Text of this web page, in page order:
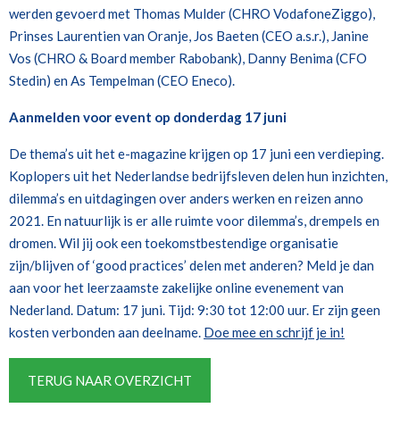
werden gevoerd met Thomas Mulder (CHRO VodafoneZiggo),
Prinses Laurentien van Oranje, Jos Baeten (CEO a.s.r.), Janine
Vos (CHRO & Board member Rabobank), Danny Benima (CFO
Stedin) en As Tempelman (CEO Eneco).
Aanmelden voor event op donderdag 17 juni
De thema’s uit het e-magazine krijgen op 17 juni een verdieping.
Koplopers uit het Nederlandse bedrijfsleven delen hun inzichten,
dilemma’s en uitdagingen over anders werken en reizen anno
2021. En natuurlijk is er alle ruimte voor dilemma’s, drempels en
dromen. Wil jij ook een toekomstbestendige organisatie
zijn/blijven of ‘good practices’ delen met anderen? Meld je dan
aan voor het leerzaamste zakelijke online evenement van
Nederland. Datum: 17 juni. Tijd: 9:30 tot 12:00 uur. Er zijn geen
kosten verbonden aan deelname. Doe mee en schrijf je in!
TERUG NAAR OVERZICHT